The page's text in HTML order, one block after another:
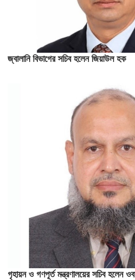
জ্বালানি বিভাগের সচিব হলেন জিয়াউল হক
গৃহায়ন ও গণপূর্ত মন্ত্রণালয়ের সচিব হলেন